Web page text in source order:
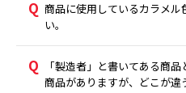
商品に使用しているカラメル
い。
「製造者」と書いてある商
商品がありますが、どこが違